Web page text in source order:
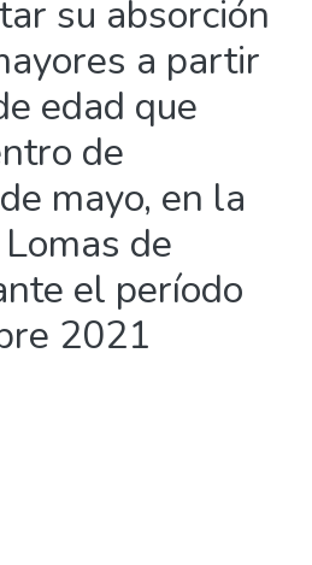
su absorción
a partir
edad que
de
mayo, en la
de
el período
2021